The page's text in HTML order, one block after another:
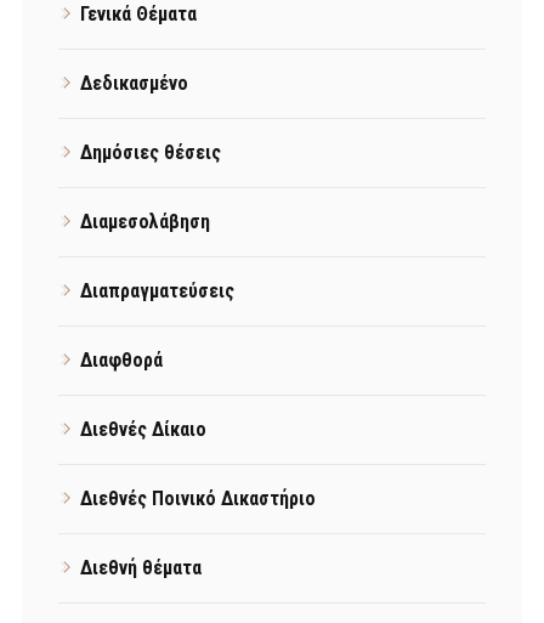
Γενικά Θέματα
Δεδικασμένο
Δημόσιες θέσεις
Διαμεσολάβηση
Διαπραγματεύσεις
Διαφθορά
Διεθνές Δίκαιο
Διεθνές Ποινικό Δικαστήριο
Διεθνή θέματα